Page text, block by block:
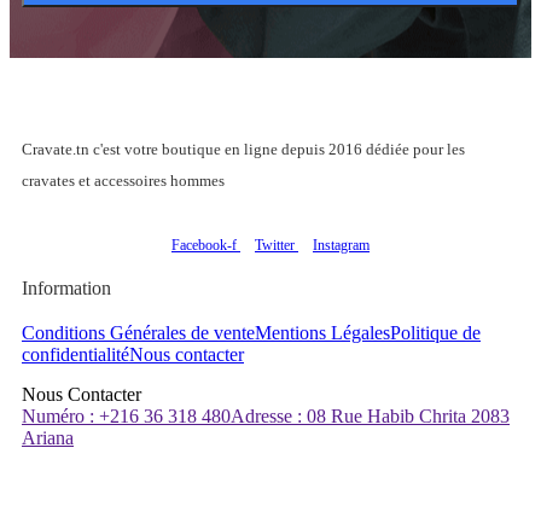
Cravate.tn c'est votre boutique en ligne depuis 2016 dédiée pour les
cravates et accessoires hommes
Facebook-f Twitter Instagram
Information
Conditions Générales de venteMentions LégalesPolitique de
confidentialitéNous contacter
Nous Contacter
Numéro : +216 36 318 480Adresse : 08 Rue Habib Chrita 2083
Ariana